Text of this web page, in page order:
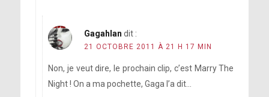
Gagahlan dit :
21 OCTOBRE 2011 À 21 H 17 MIN
Non, je veut dire, le prochain clip, c’est Marry The
Night ! On a ma pochette, Gaga l’a dit…